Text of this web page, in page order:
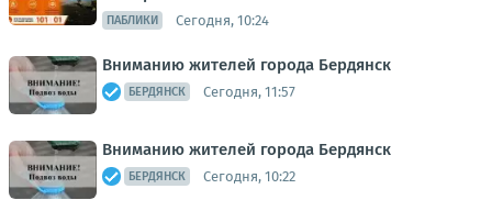
ПАБЛИКИ Сегодня, 10:24
Вниманию жителей города Бердянск
БЕРДЯНСК Сегодня, 11:57
Вниманию жителей города Бердянск
БЕРДЯНСК Сегодня, 10:22